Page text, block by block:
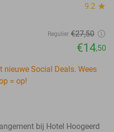
9.2 star
Regulier €27,50
€14,50
Social Deals. Wees
= op!
bij Hotel Hoogeerd